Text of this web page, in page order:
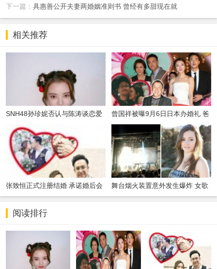
下一篇： 具惠善公开夫妻两婚姻准则书 曾经有多甜现在就
相关推荐
SNH48孙珍妮否认与陈涛谈恋爱
曾国祥被曝9月6日日本办婚礼 爸
爸曾志伟
张致恒正式注册结婚 承诺婚后会
疼爱太太和
舞台烟火装置意外发生爆炸 女歌
手腹部受伤
阅读排行